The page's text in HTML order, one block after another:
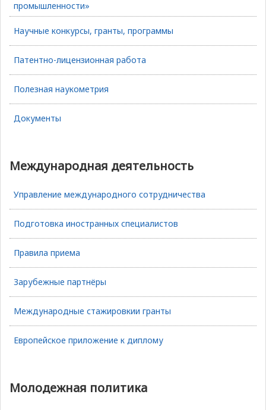
промышленности»
Научные конкурсы, гранты, программы
Патентно-лицензионная работа
Полезная наукометрия
Документы
Международная деятельность
Управление международного сотрудничества
Подготовка иностранных специалистов
Правила приема
Зарубежные партнёры
Международные стажировкии гранты
Европейское приложение к диплому
Молодежная политика